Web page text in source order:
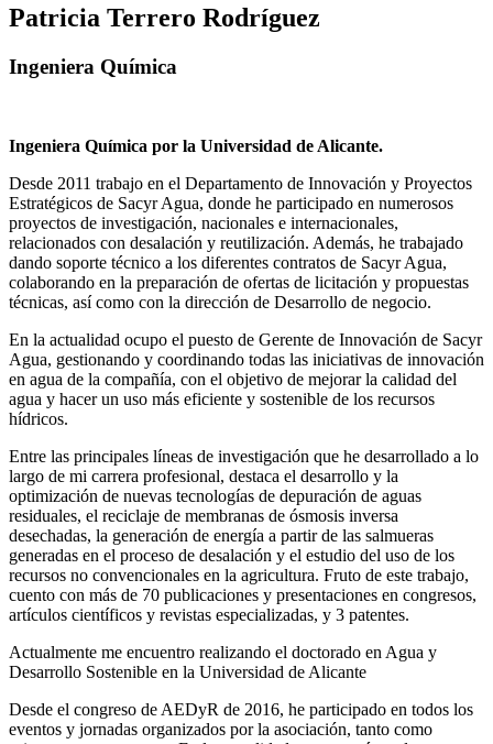
Patricia Terrero Rodríguez
Ingeniera Química
Ingeniera Química por la Universidad de Alicante.
Desde 2011 trabajo en el Departamento de Innovación y Proyectos
Estratégicos de Sacyr Agua, donde he participado en numerosos
proyectos de investigación, nacionales e internacionales,
relacionados con desalación y reutilización. Además, he trabajado
dando soporte técnico a los diferentes contratos de Sacyr Agua,
colaborando en la preparación de ofertas de licitación y propuestas
técnicas, así como con la dirección de Desarrollo de negocio.
En la actualidad ocupo el puesto de Gerente de Innovación de Sacyr
Agua, gestionando y coordinando todas las iniciativas de innovación
en agua de la compañía, con el objetivo de mejorar la calidad del
agua y hacer un uso más eficiente y sostenible de los recursos
hídricos.
Entre las principales líneas de investigación que he desarrollado a lo
largo de mi carrera profesional, destaca el desarrollo y la
optimización de nuevas tecnologías de depuración de aguas
residuales, el reciclaje de membranas de ósmosis inversa
desechadas, la generación de energía a partir de las salmueras
generadas en el proceso de desalación y el estudio del uso de los
recursos no convencionales en la agricultura. Fruto de este trabajo,
cuento con más de 70 publicaciones y presentaciones en congresos,
artículos científicos y revistas especializadas, y 3 patentes.
Actualmente me encuentro realizando el doctorado en Agua y
Desarrollo Sostenible en la Universidad de Alicante
Desde el congreso de AEDyR de 2016, he participado en todos los
eventos y jornadas organizados por la asociación, tanto como